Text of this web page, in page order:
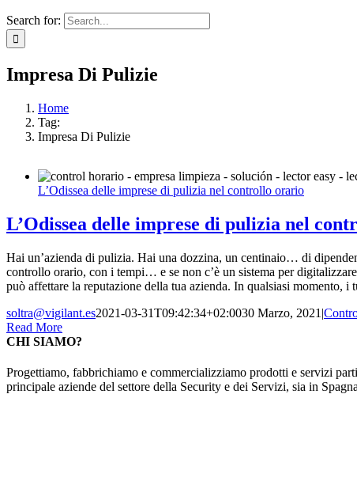
Search for:
Impresa Di Pulizie
Home
Tag:
Impresa Di Pulizie
L’Odissea delle imprese di pulizia nel controllo orario
L’Odissea delle imprese di pulizia nel
Hai un’azienda di pulizia. Hai una dozzina, un centinaio… di
controllo orario, con i tempi… e se non c’è un sistema per
può affettare la reputazione della tua azienda. In qualsiasi momento,
soltra@vigilant.es2021-03-31T09:42:34+02:0030 Marzo, 2021 |
Read More
CHI SIAMO?
Progettiamo, fabbrichiamo e commercializziamo prodotti e servizi
principale aziende del settore della Security e dei Servizi, sia in